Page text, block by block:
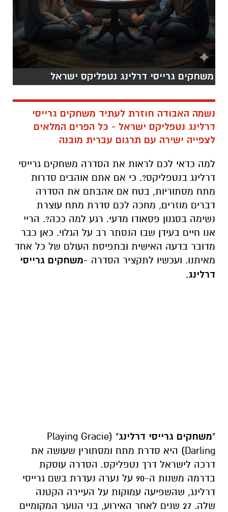
משחקים גרייסי דרלינג נטפליקס ישראל
נשמה האבודה חוזרת לעתיד משחקים גרייסי
דרלינג נטפליקס ישראל - כל הפרים המלאים
לצפייה ישירה עם תרגום עברית מובנה
למה כדאי לכם לראות את הסדרה משחקים גרייסי
דרלינג בנטפליקס?. כי אם אתם אוהבים סדרות
מתח מסתוריות, בטח אם אהבתם את הסדרה
דברים מוזרים, מחכה לכם סדרת מתח עוצרת
נשימה בסגנון פסאודו מדעי. רגע למה ככה?. הריי
אנו חיים בעידן שבו הנסתר רב על הגלוי. כאן כבר
מדובר בדעה האישית ובתפיסת העולם של כל אחד
מאיתנו. ועכשיו לתקציר הסדרה -משחקים גרייסי
דרלינג.
"משחקים גרייסי דרלינג
" (Playing Gracie
Darling) היא סדרת מתח ומסתורין שעושה את
דרכה לישראל דרך נטפליקס. הסדרה עוסקת
בדרמה משנות ה-90 על נערה נעדרת בשם גרייסי
דרלינג, שהשפיעה עמוקות על העיירה הקטנה
שלה. 27 שנים לאחר האירוע, בני הנוער המקומיים